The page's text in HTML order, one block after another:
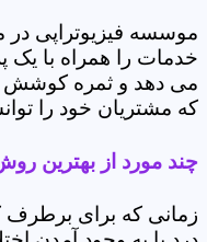
موسسه فیزیوتراپی در
خدمات را همراه با یک
می دهد و ثمره کوشش
که مشتریان خود را
چند مورد از بهترین
زمانی که برای